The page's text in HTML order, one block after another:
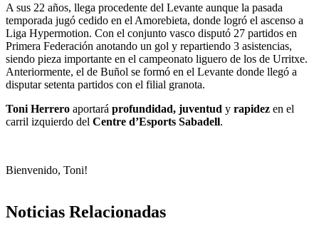
A sus 22 años, llega procedente del Levante aunque la pasada
temporada jugó cedido en el Amorebieta, donde logró el ascenso a
Liga Hypermotion. Con el conjunto vasco disputó 27 partidos en
Primera Federación anotando un gol y repartiendo 3 asistencias,
siendo pieza importante en el campeonato liguero de los de Urritxe.
Anteriormente, el de Buñol se formó en el Levante donde llegó a
disputar setenta partidos con el filial granota.
Toni Herrero aportará profundidad, juventud y rapidez en el
carril izquierdo del Centre d’Esports Sabadell.
Bienvenido, Toni!
Noticias Relacionadas